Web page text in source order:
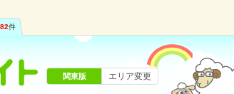
件
関東版 エリア変更